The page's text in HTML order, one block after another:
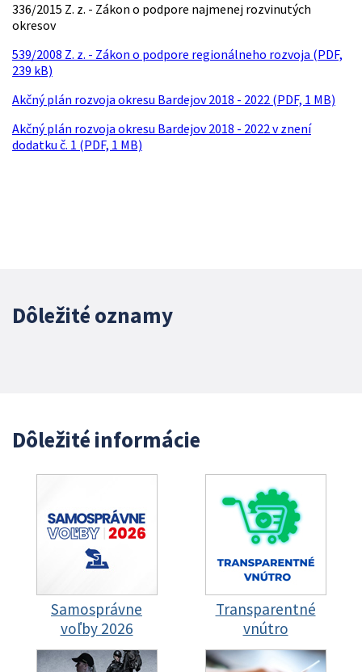
336/2015 Z. z. - Zákon o podpore najmenej rozvinutých
okresov
539/2008 Z. z. - Zákon o podpore regionálneho rozvoja (PDF,
239 kB)
Akčný plán rozvoja okresu Bardejov 2018 - 2022 (PDF, 1 MB)
Akčný plán rozvoja okresu Bardejov 2018 - 2022 v znení
dodatku č. 1 (PDF, 1 MB)
Dôležité oznamy
Dôležité informácie
Samosprávne
voľby 2026
Transparentné
vnútro